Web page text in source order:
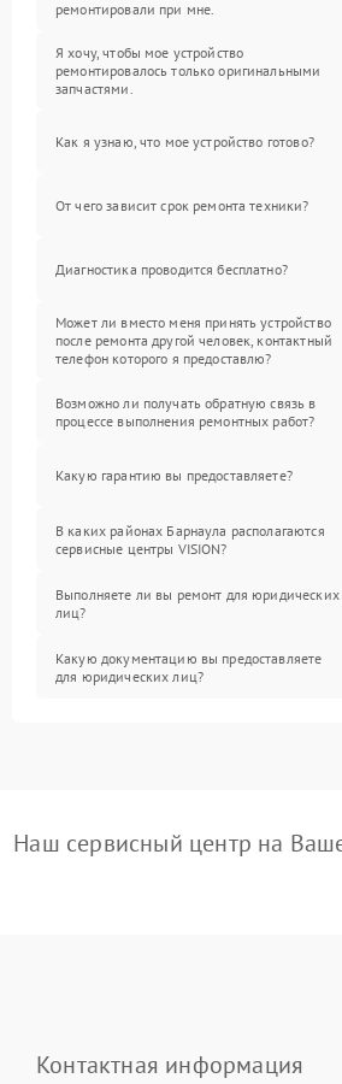
ремонтировали при мне.
Я хочу, чтобы мое устройство
ремонтировалось только оригинальными
запчастями.
Как я узнаю, что мое устройство готово?
От чего зависит срок ремонта техники?
Диагностика проводится бесплатно?
Может ли вместо меня принять устройство
после ремонта другой человек, контактный
телефон которого я предоставлю?
Возможно ли получать обратную связь в
процессе выполнения ремонтных работ?
Какую гарантию вы предоставляете?
В каких районах Барнаула располагаются
сервисные центры VISION?
Выполняете ли вы ремонт для юридических
лиц?
Какую документацию вы предоставляете
для юридических лиц?
Наш сервисный центр на
Контактная информация